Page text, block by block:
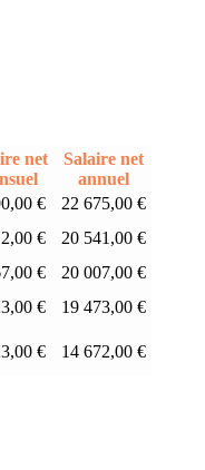
net
Salaire net
annuel
€
22 675,00 €
€
20 541,00 €
€
20 007,00 €
€
19 473,00 €
€ 14 672,00 €